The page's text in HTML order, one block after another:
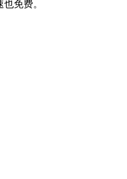
免费。